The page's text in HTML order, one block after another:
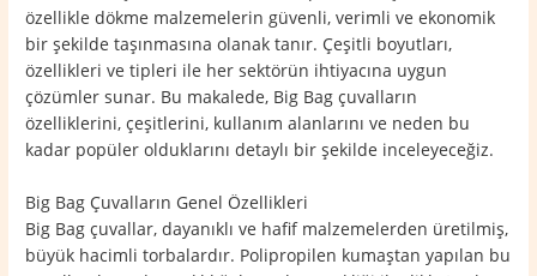
özellikle dökme malzemelerin güvenli, verimli ve ekonomik
bir şekilde taşınmasına olanak tanır. Çeşitli boyutları,
özellikleri ve tipleri ile her sektörün ihtiyacına uygun
çözümler sunar. Bu makalede, Big Bag çuvalların
özelliklerini, çeşitlerini, kullanım alanlarını ve neden bu
kadar popüler olduklarını detaylı bir şekilde inceleyeceğiz.
Big Bag Çuvalların Genel Özellikleri
Big Bag çuvallar, dayanıklı ve hafif malzemelerden üretilmiş,
büyük hacimli torbalardır. Polipropilen kumaştan yapılan bu